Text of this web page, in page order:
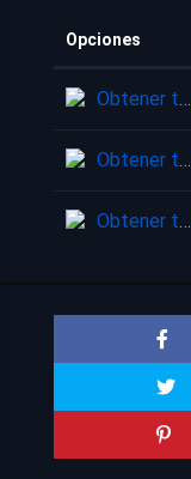
Opciones
Obtener torrent
Obtener torrent
Obtener torrent